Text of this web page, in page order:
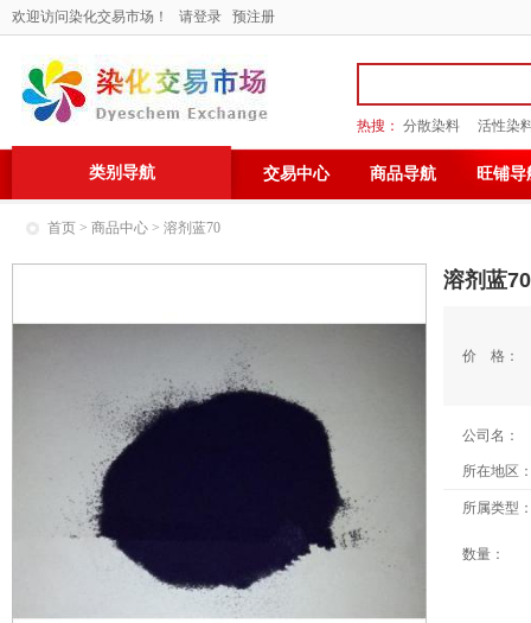
欢迎访问染化交易市场！ 请登录 预注册
热搜： 分散染料 活性染
类别导航 交易中心 商品导航 旺铺导
首页 > 商品中心 > 溶剂蓝70
溶剂蓝70
价 格：
公司名：
所在地区
所属类型
数量：